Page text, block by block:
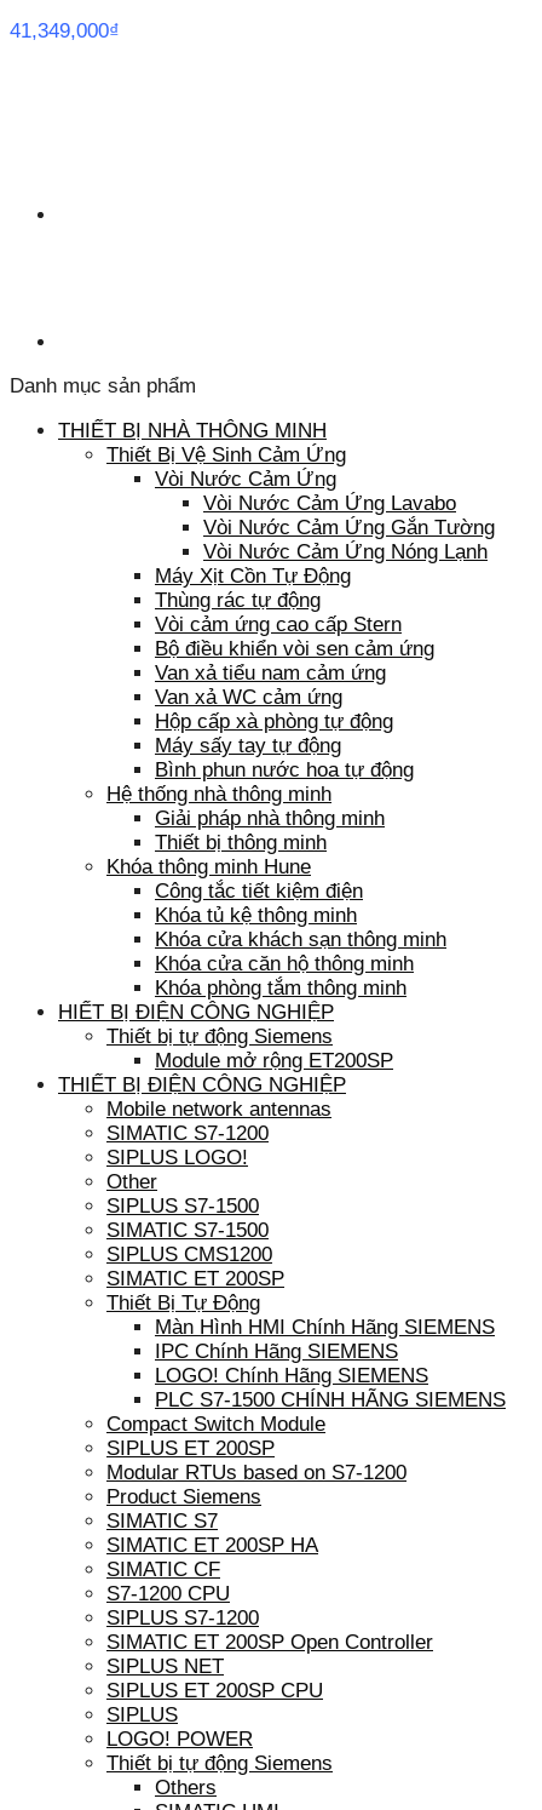
41,349,000₫
Danh mục sản phẩm
THIẾT BỊ NHÀ THÔNG MINH
Thiết Bị Vệ Sinh Cảm Ứng
Vòi Nước Cảm Ứng
Vòi Nước Cảm Ứng Lavabo
Vòi Nước Cảm Ứng Gắn Tường
Vòi Nước Cảm Ứng Nóng Lạnh
Máy Xịt Cồn Tự Động
Thùng rác tự động
Vòi cảm ứng cao cấp Stern
Bộ điều khiển vòi sen cảm ứng
Van xả tiểu nam cảm ứng
Van xả WC cảm ứng
Hộp cấp xà phòng tự động
Máy sấy tay tự động
Bình phun nước hoa tự động
Hệ thống nhà thông minh
Giải pháp nhà thông minh
Thiết bị thông minh
Khóa thông minh Hune
Công tắc tiết kiệm điện
Khóa tủ kệ thông minh
Khóa cửa khách sạn thông minh
Khóa cửa căn hộ thông minh
Khóa phòng tắm thông minh
HIẾT BỊ ĐIỆN CÔNG NGHIỆP
Thiết bị tự động Siemens
Module mở rộng ET200SP
THIẾT BỊ ĐIỆN CÔNG NGHIỆP
Mobile network antennas
SIMATIC S7-1200
SIPLUS LOGO!
Other
SIPLUS S7-1500
SIMATIC S7-1500
SIPLUS CMS1200
SIMATIC ET 200SP
Thiết Bị Tự Động
Màn Hình HMI Chính Hãng SIEMENS
IPC Chính Hãng SIEMENS
LOGO! Chính Hãng SIEMENS
PLC S7-1500 CHÍNH HÃNG SIEMENS
Compact Switch Module
SIPLUS ET 200SP
Modular RTUs based on S7-1200
Product Siemens
SIMATIC S7
SIMATIC ET 200SP HA
SIMATIC CF
S7-1200 CPU
SIPLUS S7-1200
SIMATIC ET 200SP Open Controller
SIPLUS NET
SIPLUS ET 200SP CPU
SIPLUS
LOGO! POWER
Thiết bị tự động Siemens
Others